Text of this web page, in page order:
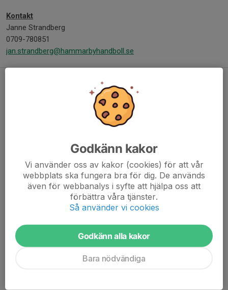
Kontakt
Janne Strandberg
0709-780851
jan.strandberg@hammarbyhandboll.se
Torsdag - Träning i Tellusborgshallen!
0 kommentarer
Härligt att vi är igång med träningarna för säsongen och kul att
träffa er i Södra Latin i tisdags!
Godkänn kakor
Vi använder oss av kakor (cookies) för att vår
webbplats ska fungera bra för dig. De används
även för webbanalys i syfte att hjälpa oss att
förbättra våra tjänster.
Så använder vi cookies
Godkänn alla kakor
Bara nödvändiga